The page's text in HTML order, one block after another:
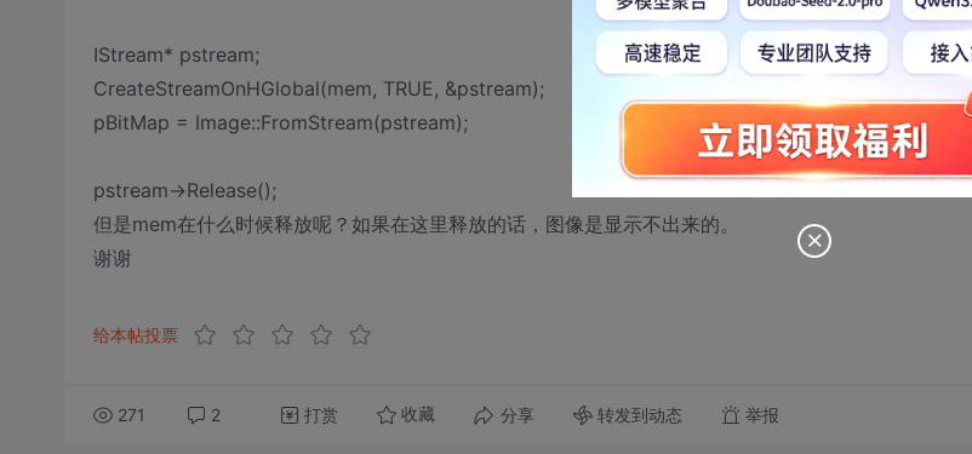
IStream* pstream;
CreateStreamOnHGlobal(mem, TRUE, &pstream);
pBitMap = Image::FromStream(pstream);
pstream->Release();
但是mem在什么时候释放呢？如果在这里释放的话，图像是显示不出来的。
谢谢
给本帖投票
271 2 打赏 收藏 分享 转发到动态 举报